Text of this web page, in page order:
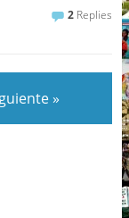
2 Replies
»